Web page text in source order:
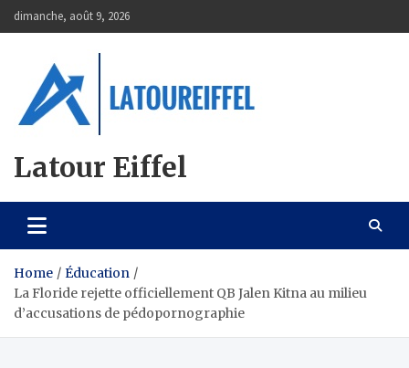
Skip
to
dimanche, août 9, 2026
Latour Eiffel
Home
Éducation
La Floride rejette officiellement QB Jalen Kitna au milieu
d’accusations de pédopornographie